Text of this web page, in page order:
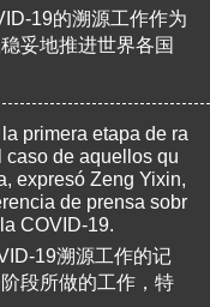
19的溯源工作作为
妥地推进世界各国
primera etapa de ra
caso de aquellos qu
expresó Zeng Yixin,
de prensa sobr
COVID-19.
19溯源工作的记
段所做的工作，特